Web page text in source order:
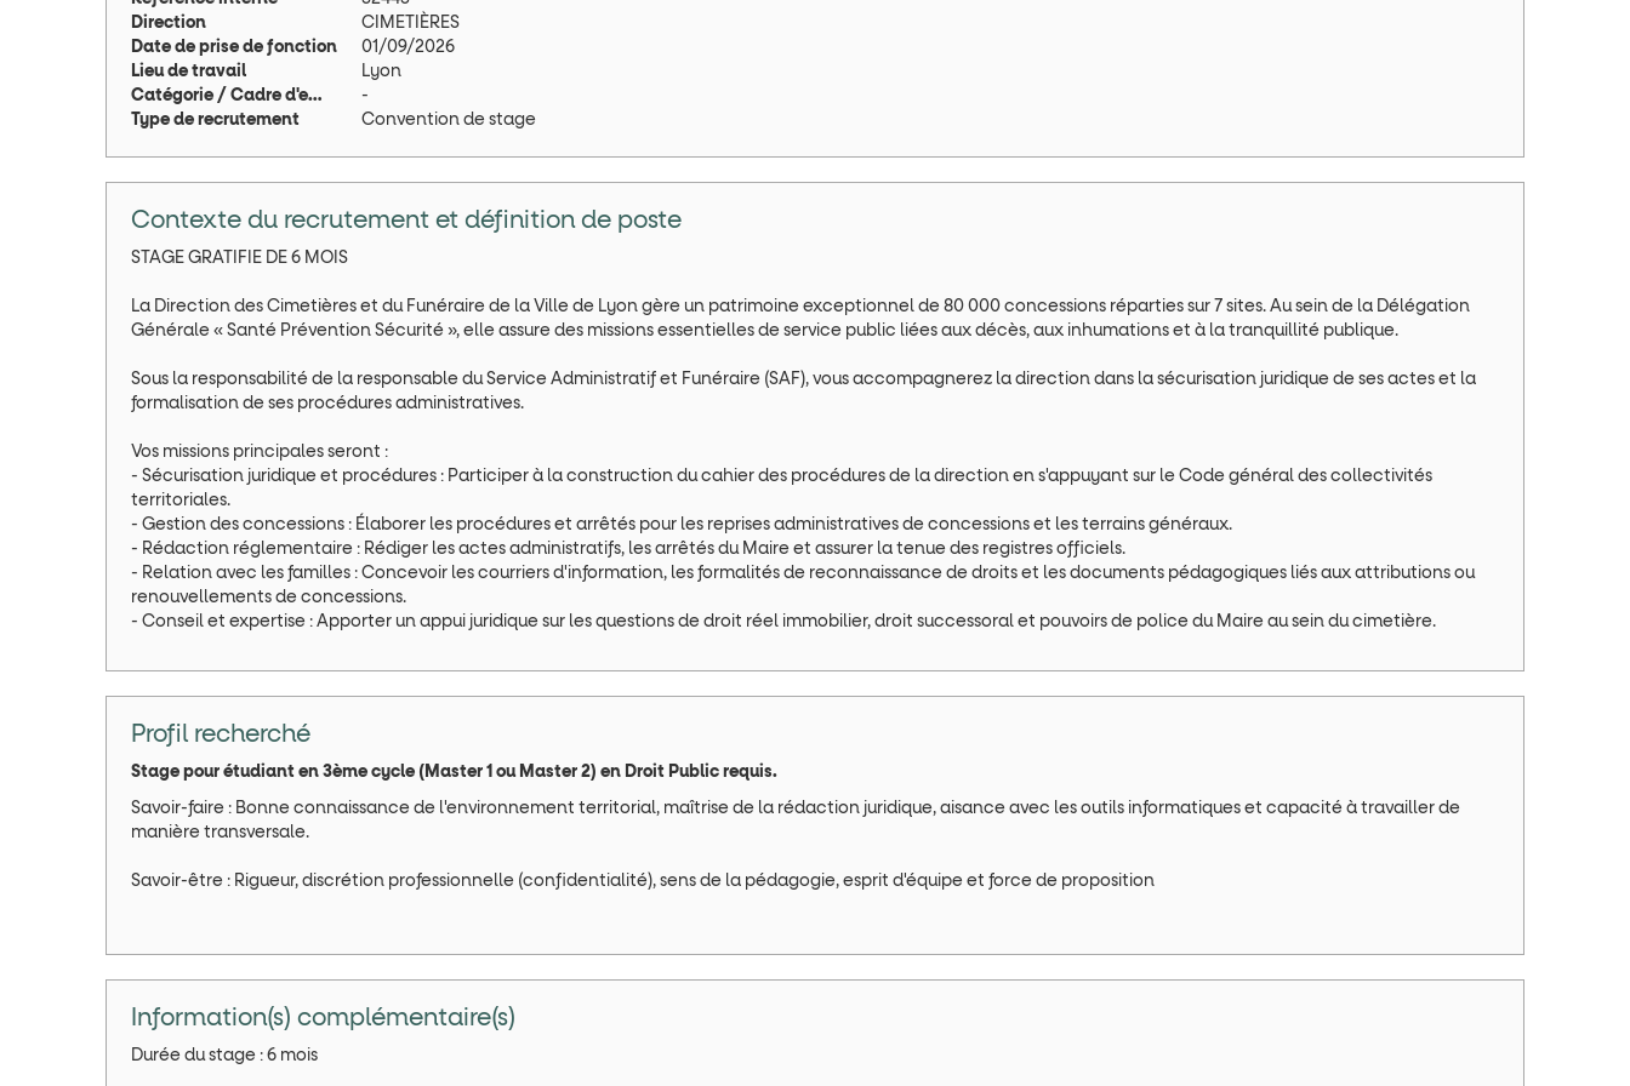
Direction
CIMETIÈRES
Date de prise de fonction
01/09/2026
Lieu de travail
Lyon
Catégorie / Cadre d'emploi
-
Type de recrutement
Convention de stage
Contexte du recrutement et définition de poste
STAGE GRATIFIE DE 6 MOIS
La Direction des Cimetières et du Funéraire de la Ville de Lyon gère un patrimoine exceptionnel de 80 000 concessions réparties sur 7 sites. Au sein de la Délégation
Générale « Santé Prévention Sécurité », elle assure des missions essentielles de service public liées aux décès, aux inhumations et à la tranquillité publique.
Sous la responsabilité de la responsable du Service Administratif et Funéraire (SAF), vous accompagnerez la direction dans la sécurisation juridique de ses actes et la
formalisation de ses procédures administratives.
Vos missions principales seront :
- Sécurisation juridique et procédures : Participer à la construction du cahier des procédures de la direction en s'appuyant sur le Code général des collectivités
territoriales.
- Gestion des concessions : Élaborer les procédures et arrêtés pour les reprises administratives de concessions et les terrains généraux.
- Rédaction réglementaire : Rédiger les actes administratifs, les arrêtés du Maire et assurer la tenue des registres officiels.
- Relation avec les familles : Concevoir les courriers d'information, les formalités de reconnaissance de droits et les documents pédagogiques liés aux attributions ou
renouvellements de concessions.
- Conseil et expertise : Apporter un appui juridique sur les questions de droit réel immobilier, droit successoral et pouvoirs de police du Maire au sein du cimetière.
Profil recherché
Stage pour étudiant en 3ème cycle (Master 1 ou Master 2) en Droit Public requis.
Savoir-faire : Bonne connaissance de l'environnement territorial, maîtrise de la rédaction juridique, aisance avec les outils informatiques et capacité à travailler de
manière transversale.
Savoir-être : Rigueur, discrétion professionnelle (confidentialité), sens de la pédagogie, esprit d'équipe et force de proposition
Information(s) complémentaire(s)
Durée du stage : 6 mois